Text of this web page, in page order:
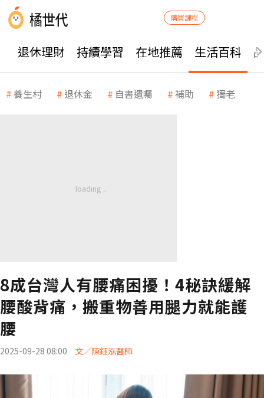
購買課程
退休理財 持續學習 在地推薦 生活百科
養生村 退休金 自書遺囑 補助 獨老
8成台灣人有腰痛困擾！4秘訣緩解
腰酸背痛，搬重物善用腿力就能護
腰
2025-09-28 08:00 文／陳鈺泓醫師